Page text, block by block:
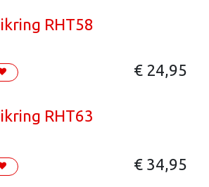
RHT58
€ 24,95
RHT63
€ 34,95